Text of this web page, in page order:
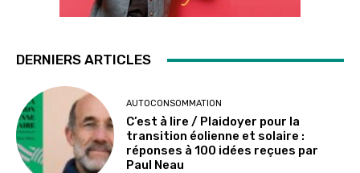
DERNIERS ARTICLES
AUTOCONSOMMATION
C’est à lire / Plaidoyer pour la
transition éolienne et solaire :
réponses à 100 idées reçues par
Paul Neau